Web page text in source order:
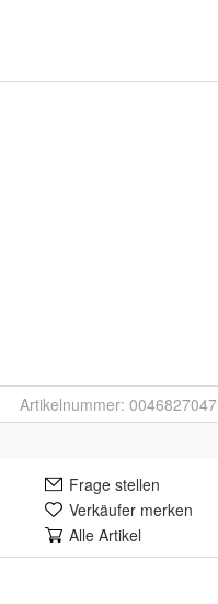
Artikelnummer: 0046827047
Frage stellen
Verkäufer merken
Alle Artikel